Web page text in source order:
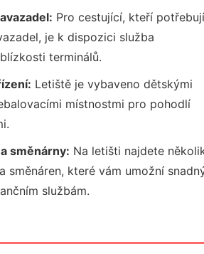
Pro cestující, kteří potřebují
je k dispozici služba
terminálů.
Letiště je vybaveno dětskými
místnostmi pro pohodlí
směnárny: Na letišti najdete
směnáren, které vám umožní
službám.